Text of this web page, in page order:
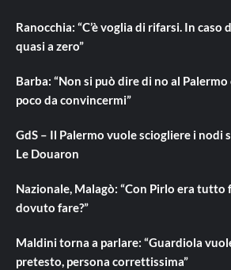
Ranocchia: “C’è voglia di rifarsi. In caso
quasi a zero”
Barba: “Non si può dire di no al Palermo
poco da convincermi”
GdS – Il Palermo vuole sciogliere i nodi
Le Douaron
Nazionale, Malagò: “Con Pirlo era tutto
dovuto fare?”
Maldini torna a parlare: “Guardiola
pretesto, persona correttissima”